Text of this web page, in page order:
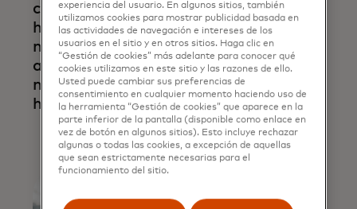
cybercrime,
humans
need AI —
and AI
needs
humans
Leer
más
experiencia del usuario. En algunos sitios, también
utilizamos cookies para mostrar publicidad basada en
las actividades de navegación e intereses de los
usuarios en el sitio y en otros sitios. Haga clic en
“Gestión de cookies” más adelante para conocer qué
cookies utilizamos en este sitio y las razones de ello.
Usted puede cambiar sus preferencias de
consentimiento en cualquier momento haciendo uso de
la herramienta “Gestión de cookies” que aparece en la
parte inferior de la pantalla (disponible como enlace en
vez de botón en algunos sitios). Esto incluye rechazar
algunas o todas las cookies, a excepción de aquellas
que sean estrictamente necesarias para el
funcionamiento del sitio.